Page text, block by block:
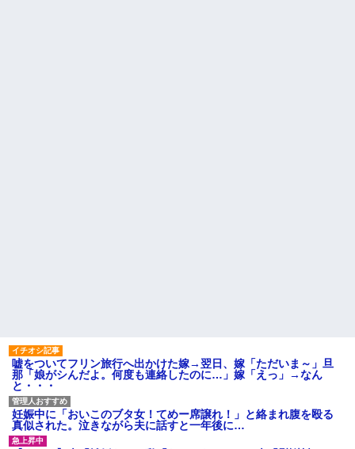
こに金庫があったから、開けて
みようとしただけ☆』義兄「泥
は出てけ！二度と来るな！」結
果・・・
私「初めて飲む味だけどなん
のお茶？」彼「ちっ！」私「」
【GIF】JSのカンチョーワロ
タ
嘘をついてフリン旅行へ出かけた嫁→翌日、嫁「ただいま～」旦
那「娘がシんだよ。何度も連絡したのに…」嫁「えっ」→なん
と・・・
妊娠中に「おいこのブタ女！てめー席譲れ！」と絡まれ腹を殴る
真似された。泣きながら夫に話すと一年後に…